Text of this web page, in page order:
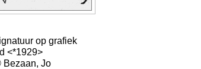
op grafiek
<*1929>
Bezaan, Jo